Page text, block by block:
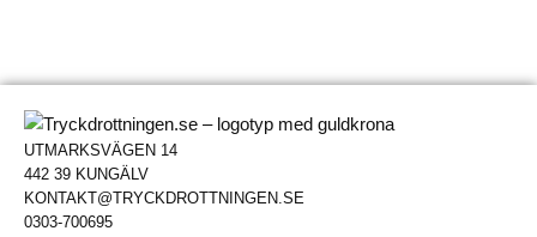
UTMARKSVÄGEN 14
442 39 KUNGÄLV
KONTAKT@TRYCKDROTTNINGEN.SE
0303-700695